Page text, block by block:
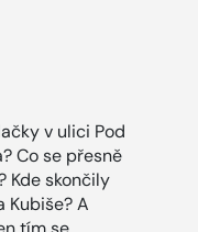
v ulici Pod
Co se přesně
Kde skončily
Kubiše? A